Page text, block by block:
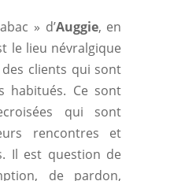
» d’Auggie, en
le lieu névralgique
clients qui sont
habitués. Ce sont
qui sont
rencontres et
Il est question de
de pardon,